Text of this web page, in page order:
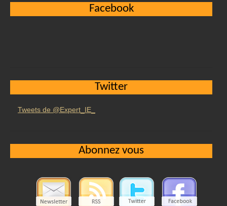
Facebook
Twitter
Tweets de @Expert_IE_
Abonnez vous